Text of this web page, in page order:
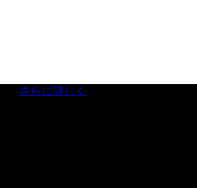
さらに詳しく